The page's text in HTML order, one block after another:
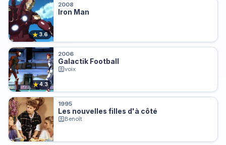
★ 3.6
2008
Iron Man
★4.3
2006
Galactik Football
voix
1995
Les nouvelles filles d'à côté
Benoît